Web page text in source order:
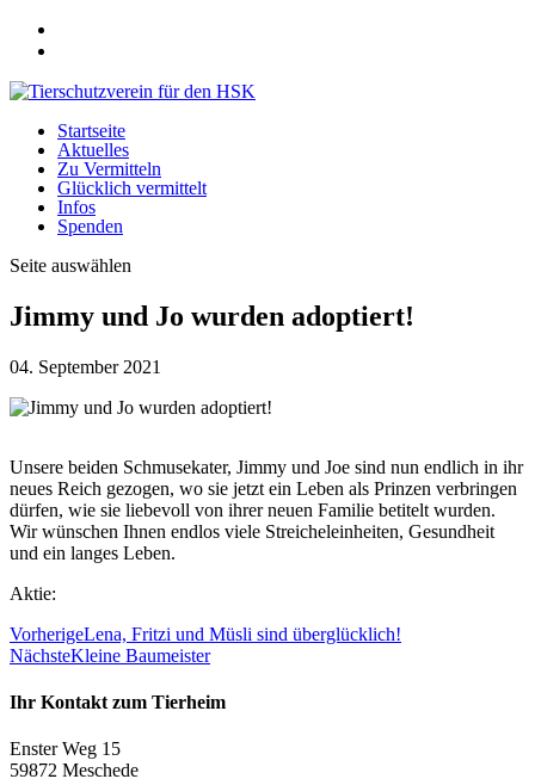
Startseite
Aktuelles
Zu Vermitteln
Glücklich vermittelt
Infos
Spenden
Seite auswählen
Jimmy und Jo wurden adoptiert!
04. September 2021
Unsere beiden Schmusekater, Jimmy und Joe sind nun endlich in ihr
neues Reich gezogen, wo sie jetzt ein Leben als Prinzen verbringen
dürfen, wie sie liebevoll von ihrer neuen Familie betitelt wurden.
Wir wünschen Ihnen endlos viele Streicheleinheiten, Gesundheit
und ein langes Leben.
Aktie:
VorherigeLena, Fritzi und Müsli sind überglücklich!
NächsteKleine Baumeister
Ihr Kontakt zum Tierheim
Enster Weg 15
59872 Meschede